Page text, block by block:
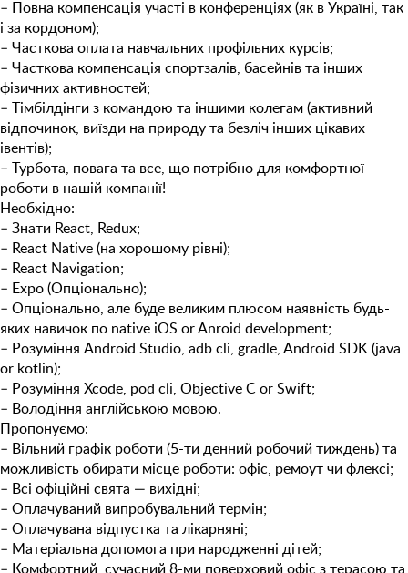
– Повна компенсація участі в конференціях (як в Україні, так
і за кордоном);
– Часткова оплата навчальних профільних курсів;
– Часткова компенсація спортзалів, басейнів та інших
фізичних активностей;
– Тімбілдінги з командою та іншими колегам (активний
відпочинок, виїзди на природу та безліч інших цікавих
івентів);
– Турбота, повага та все, що потрібно для комфортної
роботи в нашій компанії!
Необхідно:
– Знати React, Redux;
– React Native (на хорошому рівні);
– React Navigation;
– Expo (Опціонально);
– Опціонально, але буде великим плюсом наявність будь-
яких навичок по native iOS or Anroid development;
– Розуміння Android Studio, adb cli, gradle, Android SDK (java
or kotlin);
– Розуміння Xcode, pod cli, Objective C or Swift;
– Володіння англійською мовою.
Пропонуємо:
– Вільний графік роботи (5-ти денний робочий тиждень) та
можливість обирати місце роботи: офіс, ремоут чи флексі;
– Всі офіційні свята — вихідні;
– Оплачуваний випробувальний термін;
– Оплачувана відпустка та лікарняні;
– Матеріальна допомога при народженні дітей;
– Комфортний, сучасний 8-ми поверховий офіс з терасою та